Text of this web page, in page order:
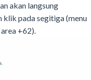
akan langsung
klik pada segitiga (menu
+62).